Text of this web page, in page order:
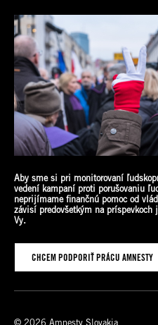
Aby sme si pri monitorovaní
vedení kampaní proti porušovaniu
neprijímame finančnú pomoc od
závisí predovšetkým na
Vy.
CHCEM PODPORIŤ PRÁCU AMNESTY
© 2026 Amnesty Slovakia